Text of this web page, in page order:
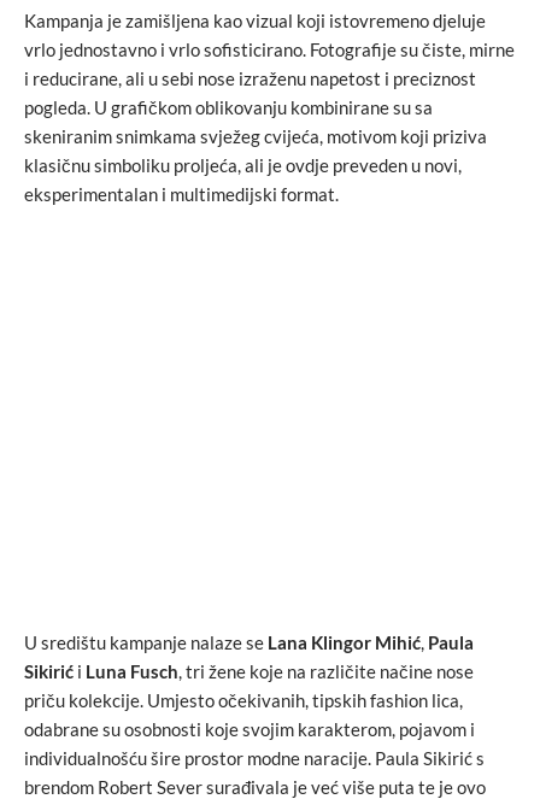
Kampanja je zamišljena kao vizual koji istovremeno djeluje
vrlo jednostavno i vrlo sofisticirano. Fotografije su čiste, mirne
i reducirane, ali u sebi nose izraženu napetost i preciznost
pogleda. U grafičkom oblikovanju kombinirane su sa
skeniranim snimkama svježeg cvijeća, motivom koji priziva
klasičnu simboliku proljeća, ali je ovdje preveden u novi,
eksperimentalan i multimedijski format.
U središtu kampanje nalaze se Lana Klingor Mihić, Paula
Sikirić i Luna Fusch, tri žene koje na različite načine nose
priču kolekcije. Umjesto očekivanih, tipskih fashion lica,
odabrane su osobnosti koje svojim karakterom, pojavom i
individualnošću šire prostor modne naracije. Paula Sikirić s
brendom Robert Sever surađivala je već više puta te je ovo